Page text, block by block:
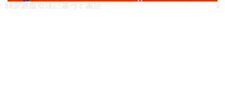
特定商取引法に基づく表記